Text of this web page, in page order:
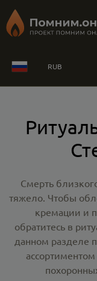
RUB
Смерть
тяжело. Чтобы
кремации и
обратитесь в
данном разделе